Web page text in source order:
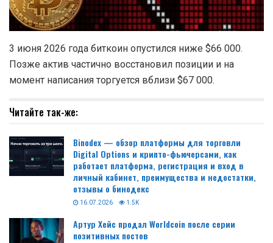
3 июня 2026 года биткоин опустился ниже $66 000.
Позже актив частично восстановил позиции и на
момент написания торгуется вблизи $67 000.
Читайте так-же:
Binodex — обзор платформы для торговли
Digital Options и крипто-фьючерсами, как
работает платформа, регистрация и вход в
личный кабинет, преимущества и недостатки,
отзывы о бинодекс
16.07.2026 1.5K
Артур Хейс продал Worldcoin после серии
позитивных постов